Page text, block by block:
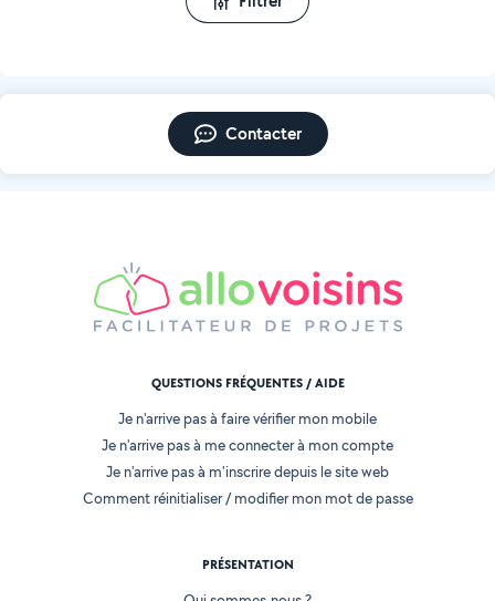
Contacter
QUESTIONS FRÉQUENTES / AIDE
Je n'arrive pas à faire vérifier mon mobile
Je n'arrive pas à me connecter à mon compte
Je n'arrive pas à m'inscrire depuis le site web
Comment réinitialiser / modifier mon mot de passe
PRÉSENTATION